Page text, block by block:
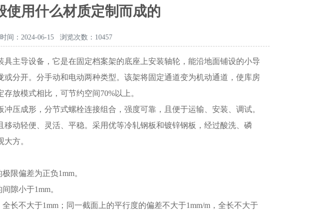
使用什么材质定制而成的
间：2024-06-15 浏览次数：10457
主导设备，它是在固定档案架的底座上安装轴轮，能沿地面铺设的小导
分开。分手动和电动两种类型。该架将固定通道变为机动通道，使库房
放模式相比，可节约空间70%以上。
压成形，分节式螺栓连接组合，强度可靠，且便于运输、安装、调试。
动轻便、灵活、平稳。采用优等冷轧钢板和镀锌钢板，经过酸洗、磷
方。
限偏差为正负1mm。
隙小于1mm。
长不大于1mm；同一截面上的平行度的偏差不大于1mm/m，全长不大于